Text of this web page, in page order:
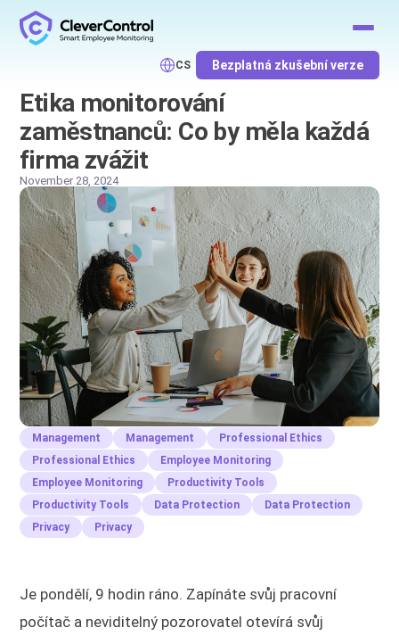
CS Bezplatná zkušební verze
Etika monitorování
zaměstnanců: Co by měla každá
firma zvážit
November 28, 2024
Management Management
Professional Ethics
Professional Ethics
Employee Monitoring
Employee Monitoring
Productivity Tools
Productivity Tools
Data Protection
Data Protection
Privacy
Privacy
Je pondělí, 9 hodin ráno. Zapínáte svůj pracovní
počítač a neviditelný pozorovatel otevírá svůj